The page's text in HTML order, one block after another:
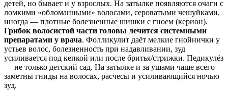
детей, но бывает и у взрослых. На затылке появляются очаги с
ломкими «обломанными» волосами, сероватыми чешуйками,
иногда — плотные болезненные шишки с гноем (керион).
Грибок волосистой части головы лечится системными
препаратами у врача. Фолликулит даёт мелкие гнойнички у
устьев волос, болезненность при надавливании, зуд
усиливается под кепкой или после бритья/стрижки. Педикулёз
— не только детский сад. На затылке и за ушами чаще всего
заметны гниды на волосах, расчесы и усиливающийся ночью
зуд.